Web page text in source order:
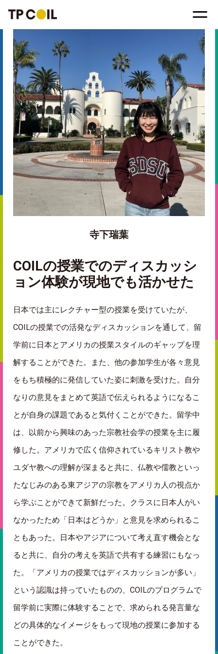
寺下瑞葉
COILの授業でのディスカッシ
ョン体験が現地でも活かせた
日本では主にレクチャー型の授業を受けていたが、
COILの授業での活発なディスカッションを通して、留
学前に日本とアメリカの授業スタイルのギャップを理
解することができた。また、他の参加学生が各々意見
をもち積極的に発信していた姿に刺激を受けた。自分
なりの意見をまとめて英語で伝えられるようになるこ
とが自身の課題であると気付くことができた。留学中
は、以前から興味のあった宗教社会学の授業を主に履
修した。アメリカで広く信仰されているキリスト教や
ユダヤ教への理解が深まると共に、仏教や儒教といっ
たなじみのある東アジアの宗教をアメリカ人の視点か
ら学ぶことができて新鮮だった。クラスに日本人がい
なかったため「日本はどうか」と意見を求められるこ
ともあった。日本やアジアについて考え直す機会とな
ると共に、自分の考えを英語で共有する練習にもなっ
た。「アメリカの授業ではディスカッションが多い」
という認識は持っていたものの、 COILのプログラムで
留学前に実際に体験することで、求められる発言量な
どの具体的なイメージをもって現地の授業に参加する
ことができた。